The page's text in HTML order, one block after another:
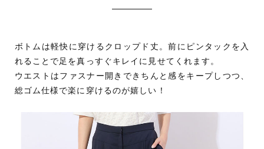
ボトムは軽快に穿けるクロップド丈。前にピンタックを入
れることで足を真っすぐキレイに見せてくれます。
ウエストはファスナー開きできちんと感をキープしつつ、
総ゴム仕様で楽に穿けるのが嬉しい！